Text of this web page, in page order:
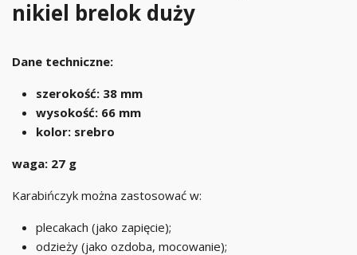
nikiel brelok duży
Dane techniczne:
szerokość: 38 mm
wysokość: 66 mm
kolor: srebro
waga: 27 g
Karabińczyk można zastosować w:
plecakach (jako zapięcie);
odzieży (jako ozdoba, mocowanie);